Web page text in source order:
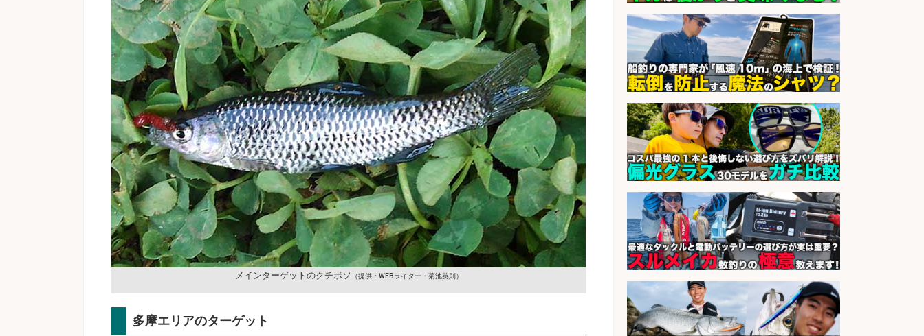
メインターゲットのクチボソ （提供：WEBライター・菊池英則）
多摩エリアのターゲット
お魚のカットや商品の陳列業務/時
間選べる×未経験歓迎×残業少なめ/
鹿児島県/志布志市
会社名 株式会社ホットスタッフ鹿児島
sponsored by 求人ボックス
レジ打ち/日払いOK/おさかなの三枚
おろし/新潟県/小千谷市
会社名 株式会社G&G
sponsored by 求人ボックス
仕分け・シール貼り/釣り具などの
出荷作業/兵庫県/神戸市北区
会社名 UTエージェント株式会社
さらに求人情報を見る